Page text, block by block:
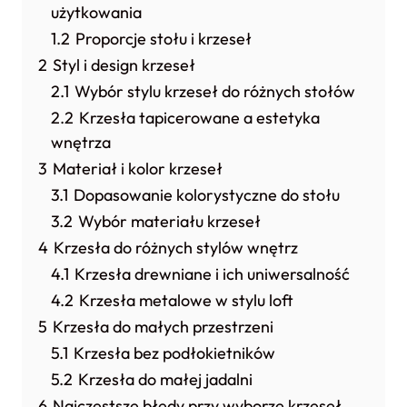
użytkowania
1.2 Proporcje stołu i krzeseł
2 Styl i design krzeseł
2.1 Wybór stylu krzeseł do różnych stołów
2.2 Krzesła tapicerowane a estetyka
wnętrza
3 Materiał i kolor krzeseł
3.1 Dopasowanie kolorystyczne do stołu
3.2 Wybór materiału krzeseł
4 Krzesła do różnych stylów wnętrz
4.1 Krzesła drewniane i ich uniwersalność
4.2 Krzesła metalowe w stylu loft
5 Krzesła do małych przestrzeni
5.1 Krzesła bez podłokietników
5.2 Krzesła do małej jadalni